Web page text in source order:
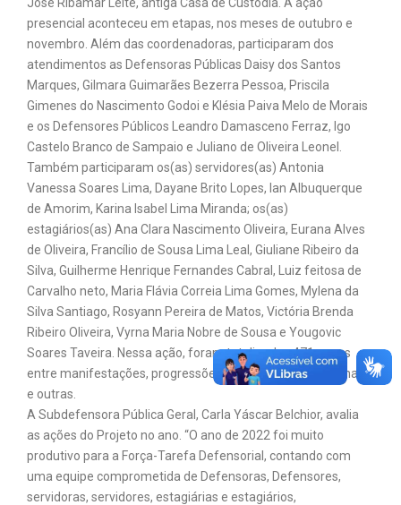
presencial aconteceu em etapas, nos meses de outubro e
novembro. Além das coordenadoras, participaram dos
atendimentos as Defensoras Públicas Daisy dos Santos
Marques, Gilmara Guimarães Bezerra Pessoa, Priscila
Gimenes do Nascimento Godoi e Klésia Paiva Melo de Morais
e os Defensores Públicos Leandro Damasceno Ferraz, Igo
Castelo Branco de Sampaio e Juliano de Oliveira Leonel.
Também participaram os(as) servidores(as) Antonia
Vanessa Soares Lima, Dayane Brito Lopes, Ian Albuquerque
de Amorim, Karina Isabel Lima Miranda; os(as)
estagiários(as) Ana Clara Nascimento Oliveira, Eurana Alves
de Oliveira, Francílio de Sousa Lima Leal, Giuliane Ribeiro da
Silva, Guilherme Henrique Fernandes Cabral, Luiz feitosa de
Carvalho neto, Maria Flávia Correia Lima Gomes, Mylena da
Silva Santiago, Rosyann Pereira de Matos, Victória Brenda
Ribeiro Oliveira, Vyrna Maria Nobre de Sousa e Yougovic
Soares Taveira. Nessa ação, foram totalizadas 471 peças
entre manifestações, progressões, livramentos condicionais,
e outras.
A Subdefensora Pública Geral, Carla Yáscar Belchior, avalia
as ações do Projeto no ano. “O ano de 2022 foi muito
produtivo para a Força-Tarefa Defensorial, contando com
uma equipe comprometida de Defensoras, Defensores,
servidoras, servidores, estagiárias e estagiários,